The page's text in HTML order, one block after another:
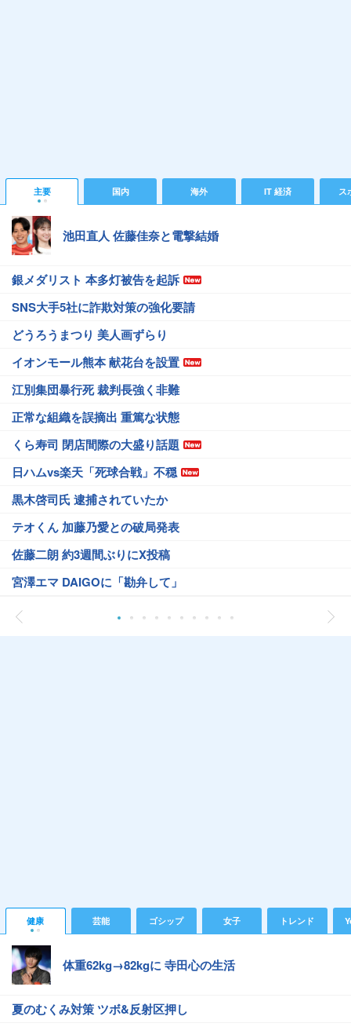
主要 国内 海外 IT 経済 ス
池田直人 佐藤佳奈と電撃結婚
銀メダリスト 本多灯被告を起訴
SNS大手5社に詐欺対策の強化要請
どうろうまつり 美人画ずらり
イオンモール熊本 献花台を設置
江別集団暴行死 裁判長強く非難
正常な組織を誤摘出 重篤な状態
くら寿司 閉店間際の大盛り話題
日ハムvs楽天「死球合戦」不穏
黒木啓司氏 逮捕されていたか
テオくん 加藤乃愛との破局発表
佐藤二朗 約3週間ぶりにX投稿
宮澤エマ DAIGOに「勘弁して」
健康 芸能 ゴシップ 女子 トレンド
体重62kg→82kgに 寺田心の生活
夏のむくみ対策 ツボ&反射区押し